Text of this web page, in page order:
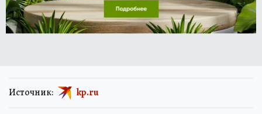
Источник: kp.ru